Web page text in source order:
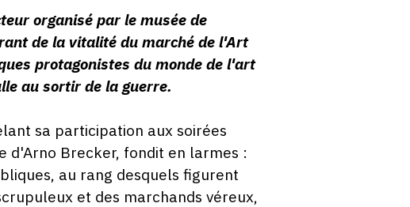
organisé par le musée de
de la vitalité du marché de l'Art
protagonistes du monde de l'art
au sortir de la guerre.
sa participation aux soirées
Brecker, fondit en larmes :
au rang desquels figurent
et des marchands véreux,